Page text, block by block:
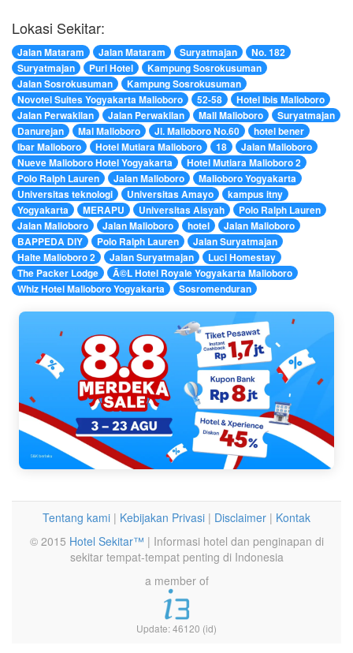
Lokasi Sekitar:
Jalan Mataram Jalan Mataram Suryatmajan
No. 182
Suryatmajan
Puri Hotel
Kampung Sosrokusuman
Jalan Sosrokusuman
Kampung Sosrokusuman
Novotel Suites Yogyakarta Malioboro
52-58
Hotel Ibis Malioboro
Jalan Perwakilan
Jalan Perwakilan Mall Malioboro
Suryatmajan
Danurejan
Mal Malioboro Jl. Malioboro No.60
hotel bener
Ibar Malioboro
Hotel Mutiara Malioboro 18
Jalan Malioboro
Nueve Malioboro Hotel Yogyakarta
Hotel Mutiara Malioboro 2
Polo Ralph Lauren
Jalan Malioboro
Malioboro Yogyakarta
Universitas teknologi
Universitas Amayo
kampus itny
Yogyakarta
MERAPU Universitas Aisyah
Polo Ralph Lauren
Jalan Malioboro
Jalan Malioboro hotel
Jalan Malioboro
BAPPEDA DIY
Polo Ralph Lauren
Jalan Suryatmajan
Halte Malioboro 2
Jalan Suryatmajan
Luci Homestay
The Packer Lodge
Ã©L Hotel Royale Yogyakarta Malioboro
Whiz Hotel Malioboro Yogyakarta
Sosromenduran
Tentang kami | Kebijakan Privasi | Disclaimer | Kontak
© 2015 Hotel Sekitar™ | Informasi hotel dan penginapan di
sekitar tempat-tempat penting di Indonesia
a member of
Update: 46120 (id)